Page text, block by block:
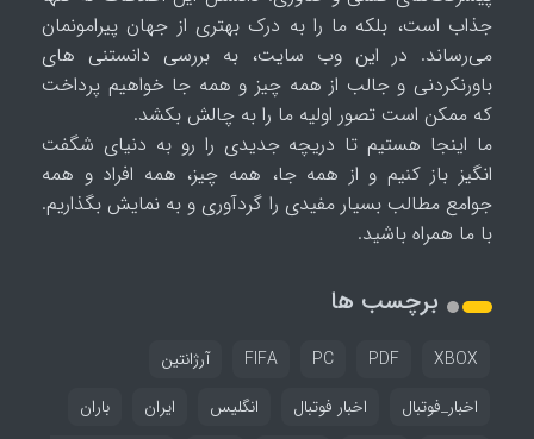
جذاب است، بلکه ما را به درک بهتری از جهان پیرامونمان
می‌رساند. در این وب سایت، به بررسی دانستنی های
باورنکردنی و جالب از همه چیز و همه جا خواهیم پرداخت
که ممکن است تصور اولیه ما را به چالش بکشد.
ما اینجا هستیم تا دریچه جدیدی را رو به دنیای شگفت
انگیز باز کنیم و از همه جا، همه چیز، همه افراد و همه
جوامع مطالب بسیار مفیدی را گردآوری و به نمایش بگذاریم.
با ما همراه باشید.
برچسب ها
FIFA PC PDF XBOX
آرژانتین
اخبار_فوتبال
اخبار فوتبال انگلیس ایران
باران